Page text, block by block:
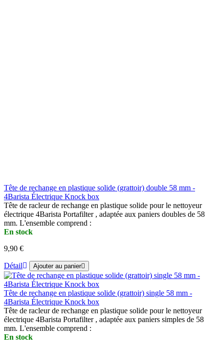
Tête de rechange en plastique solide (grattoir) double 58 mm -
4Barista Électrique Knock box
Tête de racleur de rechange en plastique solide pour le nettoyeur
électrique 4Barista Portafilter , adaptée aux paniers doubles de 58
mm. L'ensemble comprend :
En stock
9,90 €
Détail Ajouter au panier
Tête de rechange en plastique solide (grattoir) single 58 mm -
4Barista Électrique Knock box
Tête de racleur de rechange en plastique solide pour le nettoyeur
électrique 4Barista Portafilter , adaptée aux paniers simples de 58
mm. L'ensemble comprend :
En stock